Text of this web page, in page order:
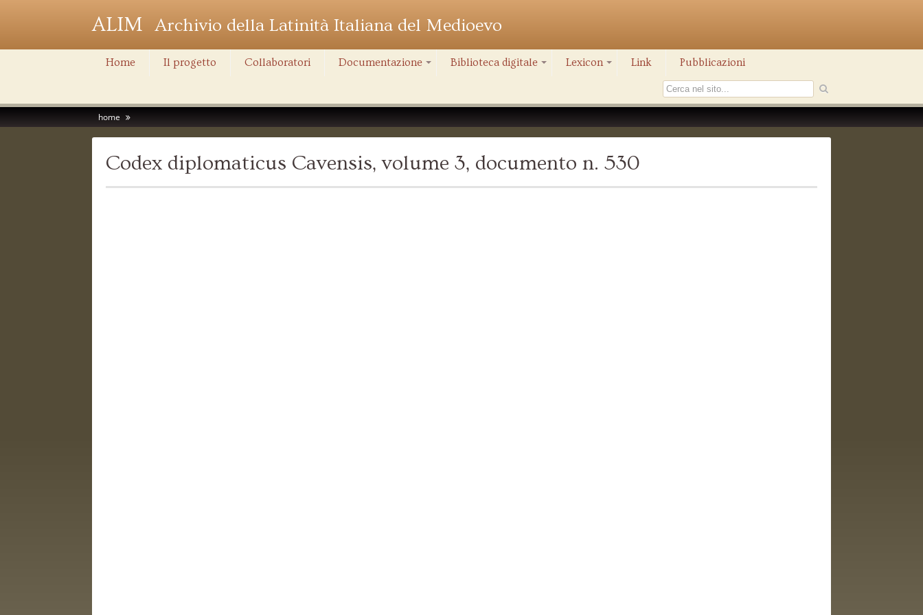
ALIM Archivio della Latinità Italiana del Medioevo
Home Il progetto Collaboratori Documentazione Biblioteca digitale Lexicon Link Pubblicazioni
home
Codex diplomaticus Cavensis, volume 3, documento n. 530